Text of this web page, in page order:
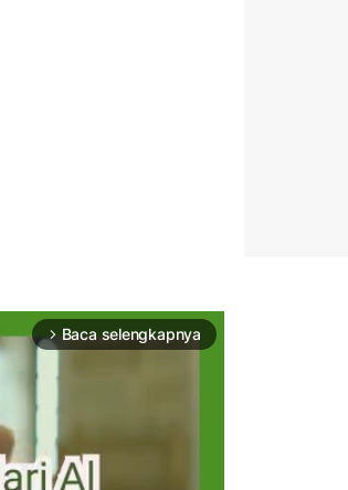
arrow_forward_ios Baca selengkapnya